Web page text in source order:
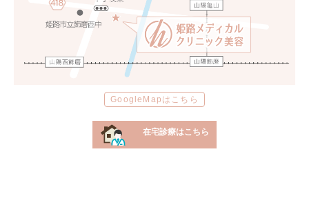
GoogleMapはこちら
在宅診療はこちら